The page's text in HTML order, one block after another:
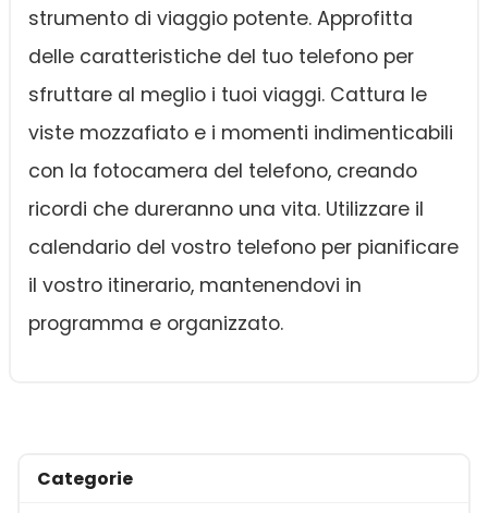
strumento di viaggio potente. Approfitta
delle caratteristiche del tuo telefono per
sfruttare al meglio i tuoi viaggi. Cattura le
viste mozzafiato e i momenti indimenticabili
con la fotocamera del telefono, creando
ricordi che dureranno una vita. Utilizzare il
calendario del vostro telefono per pianificare
il vostro itinerario, mantenendovi in
programma e organizzato.
Categorie